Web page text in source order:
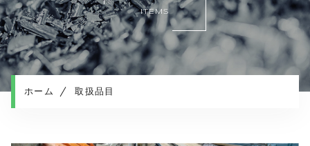
営業所一覧
取扱品目
許可証一覧
ITEMS
ホーム 取扱品目